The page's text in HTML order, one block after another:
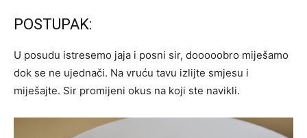
POSTUPAK:
U posudu istresemo jaja i posni sir, dooooobro miješamo
dok se ne ujednači. Na vruću tavu izlijte smjesu i
miješajte. Sir promijeni okus na koji ste navikli.